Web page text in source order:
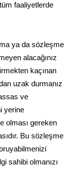
faaliyetlerde
ya da sözleşme
alacağınız
kaçınan
uzak durmanız
ve
yerine
olması gereken
Bu sözleşme
sahibi olmanızı